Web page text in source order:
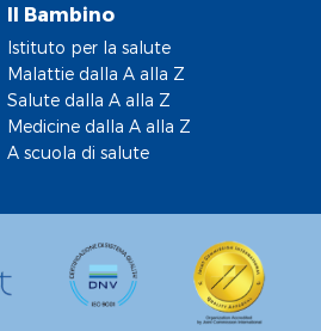
Il Bambino
Istituto per la salute
Malattie dalla A alla Z
Salute dalla A alla Z
Medicine dalla A alla Z
A scuola di salute